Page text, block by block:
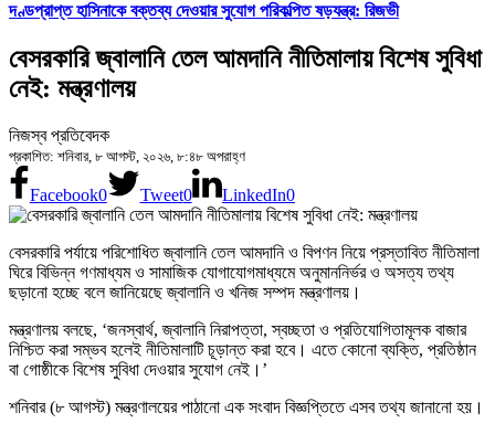
দণ্ডপ্রাপ্ত হাসিনাকে বক্তব্য দেওয়ার সুযোগ পরিকল্পিত ষড়যন্ত্র: রিজভী
বেসরকারি জ্বালানি তেল আমদানি নীতিমালায় বিশেষ সুবিধা
নেই: মন্ত্রণালয়
নিজস্ব প্রতিবেদক
প্রকাশিত: শনিবার, ৮ আগস্ট, ২০২৬, ৮:৪৮ অপরাহ্ণ
Facebook0 Tweet0 LinkedIn0
বেসরকারি পর্যায়ে পরিশোধিত জ্বালানি তেল আমদানি ও বিপণন নিয়ে প্রস্তাবিত নীতিমালা
ঘিরে বিভিন্ন গণমাধ্যম ও সামাজিক যোগাযোগমাধ্যমে অনুমাননির্ভর ও অসত্য তথ্য
ছড়ানো হচ্ছে বলে জানিয়েছে জ্বালানি ও খনিজ সম্পদ মন্ত্রণালয়।
মন্ত্রণালয় বলছে, ‘জনস্বার্থ, জ্বালানি নিরাপত্তা, স্বচ্ছতা ও প্রতিযোগিতামূলক বাজার
নিশ্চিত করা সম্ভব হলেই নীতিমালাটি চূড়ান্ত করা হবে। এতে কোনো ব্যক্তি, প্রতিষ্ঠান
বা গোষ্ঠীকে বিশেষ সুবিধা দেওয়ার সুযোগ নেই।’
শনিবার (৮ আগস্ট) মন্ত্রণালয়ের পাঠানো এক সংবাদ বিজ্ঞপ্তিতে এসব তথ্য জানানো হয়।